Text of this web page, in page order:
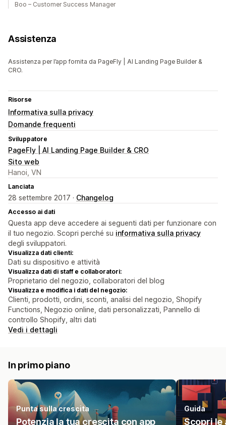
Boo – Customer Success Manager
Assistenza
Assistenza per l’app fornita da PageFly | AI Landing Page Builder &
CRO.
Risorse
Informativa sulla privacy
Domande frequenti
Sviluppatore
PageFly | AI Landing Page Builder & CRO
Sito web
Hanoi, VN
Lanciata
28 settembre 2017 · Changelog
Accesso ai dati
Questa app deve accedere ai seguenti dati per funzionare con
il tuo negozio. Scopri perché su informativa sulla privacy
degli sviluppatori.
Visualizza dati clienti:
Dati su dispositivo e attività
Visualizza dati di staff e collaboratori:
Proprietario del negozio, collaboratori del blog
Visualizza e modifica i dati del negozio:
Clienti, prodotti, ordini, sconti, analisi del negozio, Shopify
Functions, Negozio online, dati personalizzati, Pannello di
controllo Shopify, altri dati
Vedi i dettagli
In primo piano
Punta sulla crescita
Potenzia la tua crescita con app
Guida
Scopri le